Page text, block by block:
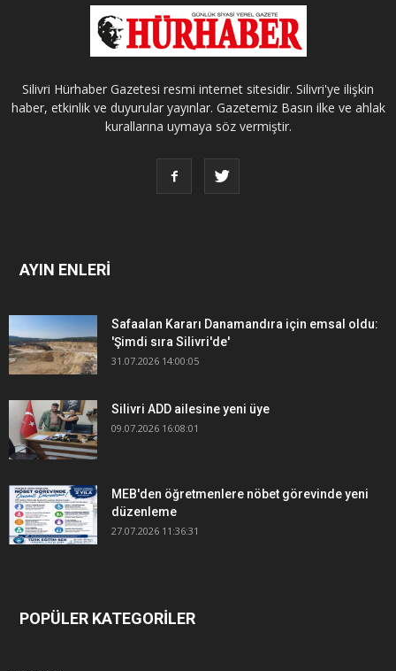
Silivri Hürhaber Gazetesi resmi internet sitesidir. Silivri'ye ilişkin
haber, etkinlik ve duyurular yayınlar. Gazetemiz Basın ilke ve ahlak
kurallarına uymaya söz vermiştir.
AYIN ENLERİ
Safaalan Kararı Danamandıra için emsal oldu:
'Şimdi sıra Silivri'de'
31.07.2026 14:00:05
Silivri ADD ailesine yeni üye
09.07.2026 16:08:01
MEB'den öğretmenlere nöbet görevinde yeni
düzenleme
27.07.2026 11:36:31
POPÜLER KATEGORİLER